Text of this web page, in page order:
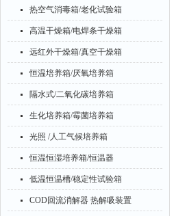
热空气消毒箱/老化试验箱
高温干燥箱/电焊条干燥箱
远红外干燥箱/真空干燥箱
恒温培养箱/厌氧培养箱
隔水式/二氧化碳培养箱
生化培养箱/霉菌培养箱
光照 /人工气候培养箱
恒温恒湿培养箱/恒温器
低温恒温槽/稳定性试验箱
COD回流消解器 热解吸装置